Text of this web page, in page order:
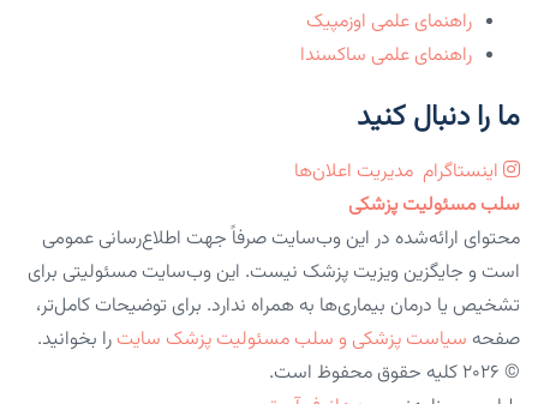
راهنمای علمی اوزمپیک
راهنمای علمی ساکسندا
ما را دنبال کنید
اینستاگرام مدیریت اعلان‌ها
سلب مسئولیت پزشکی
محتوای ارائه‌شده در این وب‌سایت صرفاً جهت اطلاع‌رسانی عمومی
است و جایگزین ویزیت پزشک نیست. این وب‌سایت مسئولیتی برای
تشخیص یا درمان بیماری‌ها به همراه ندارد. برای توضیحات کامل‌تر،
صفحه سیاست پزشکی و سلب مسئولیت پزشک سایت را بخوانید.
© 2026 کلیه حقوق محفوظ است.